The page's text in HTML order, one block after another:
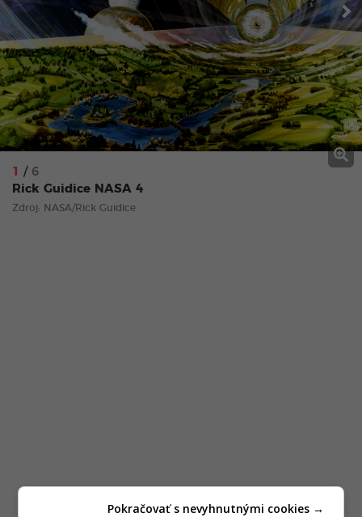
1 / 6
Rick Guidice NASA 4
Zdroj: NASA/Rick Guidice
Pokračovať s nevyhnutnými cookies →